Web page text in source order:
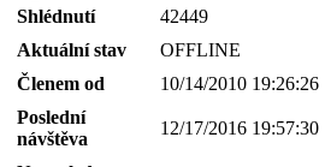
Shlédnutí
42449
Aktuální stav
OFFLINE
Členem od
10/14/2010 19:26:26
Poslední
návštěva
12/17/2016 19:57:30